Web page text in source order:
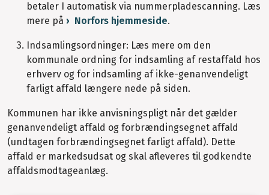
betaler I automatisk via nummerpladescanning. Læs
mere på
Norfors hjemmeside.
Indsamlingsordninger: Læs mere om den
kommunale ordning for indsamling af restaffald hos
erhverv og for indsamling af ikke-genanvendeligt
farligt affald længere nede på siden.
Kommunen har ikke anvisningspligt når det gælder
genanvendeligt affald og forbrændingsegnet affald
(undtagen forbrændingsegnet farligt affald). Dette
affald er markedsudsat og skal afleveres til godkendte
affaldsmodtageanlæg.